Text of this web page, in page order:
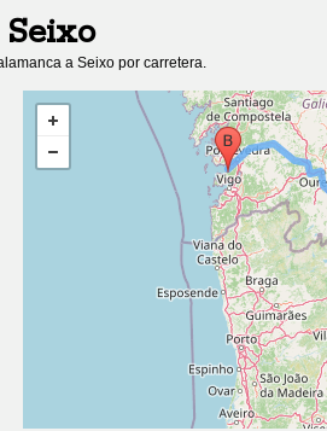
Seixo
a Seixo por carretera.